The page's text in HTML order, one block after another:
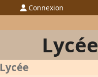
Connexion
Lycée
Lycée